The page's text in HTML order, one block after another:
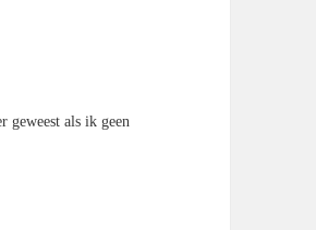
geweest als ik geen